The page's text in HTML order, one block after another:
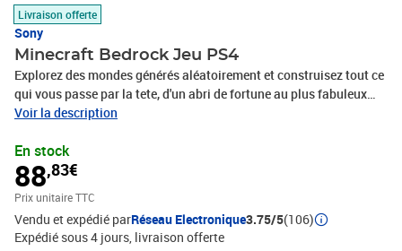
Livraison offerte
Sony
Minecraft Bedrock Jeu PS4
Explorez des mondes générés aléatoirement et construisez tout ce
qui vous passe par la tete, d'un abri de fortune au plus fabuleux
des châteaux. Jouez en mode Créatif avec des ressources
armes et armures afin de vaincre les dangereuses créatures du
mode Survie.
Voir la description
En stock
88,83€
Prix unitaire TTC
Vendu et expédié parRéseau Electronique3.75/5(106)
Expédié sous 4 jours livraison offerte